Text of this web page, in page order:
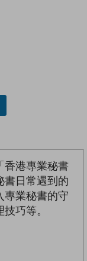
香港專業秘書
書日常遇到的
專業秘書的守
巧等。